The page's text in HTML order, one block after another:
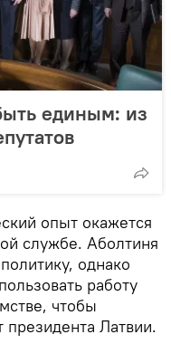
единым: из
опыт окажется
службе. Аболтиня
однако
работу
чтобы
президента Латвии.